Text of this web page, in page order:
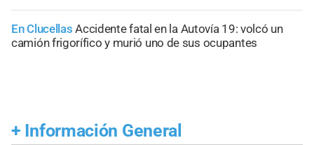
En Clucellas Accidente fatal en la Autovía 19: volcó un
camión frigorífico y murió uno de sus ocupantes
+ Información General